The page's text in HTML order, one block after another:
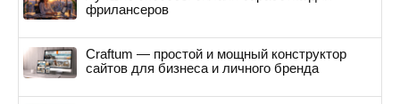
фрилансеров
Craftum — простой и мощный конструктор
сайтов для бизнеса и личного бренда